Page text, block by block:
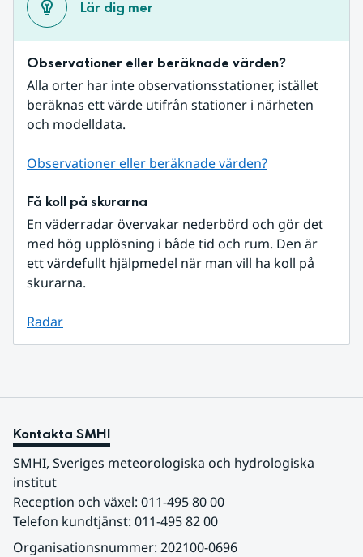
Lär dig mer
Observationer eller beräknade värden?
Alla orter har inte observationsstationer, istället
beräknas ett värde utifrån stationer i närheten
och modelldata.
Observationer eller beräknade värden?
Få koll på skurarna
En väderradar övervakar nederbörd och gör det
med hög upplösning i både tid och rum. Den är
ett värdefullt hjälpmedel när man vill ha koll på
skurarna.
Radar
Kontakta SMHI
SMHI, Sveriges meteorologiska och hydrologiska
institut
Reception och växel: 011-495 80 00
Telefon kundtjänst: 011-495 82 00
Organisationsnummer: 202100-0696